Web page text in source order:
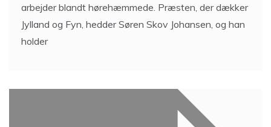
arbejder blandt hørehæmmede. Præsten, der dækker
Jylland og Fyn, hedder Søren Skov Johansen, og han
holder